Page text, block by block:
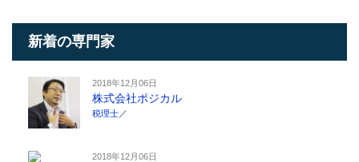
新着の専門家
2018年12月06日
株式会社ポジカル
税理士 ／
2018年12月06日